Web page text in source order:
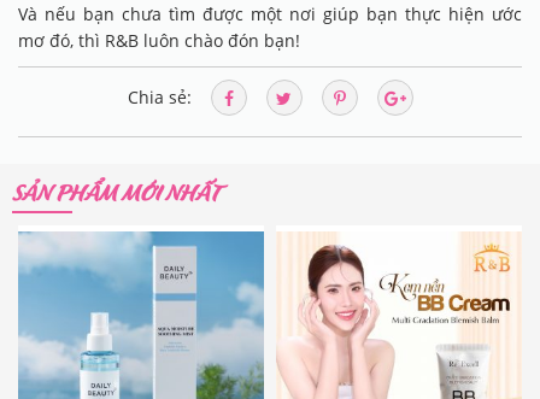
Và nếu bạn chưa tìm được một nơi giúp bạn thực hiện ước
mơ đó, thì R&B luôn chào đón bạn!
Chia sẻ:
SẢN PHẨM MỚI NHẤT